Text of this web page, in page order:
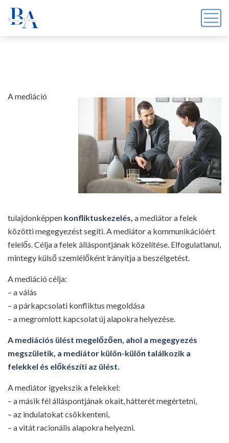
A mediáció
tulajdonképpen konfliktuskezelés, a mediátor a felek
közötti megegyezést segíti. A mediátor a kommunikációért
felelős. Célja a felek álláspontjának közelítése. Elfogulatlanul,
mintegy külső szemlélőként irányítja a beszélgetést.
A mediáció célja:
– a válás
– a párkapcsolati konfliktus megoldása
– a megromlott kapcsolat új alapokra helyezése.
A mediációs ülést megelőzően, ahol a megegyezés
megszületik, a mediátor külön-külön találkozik a
felekkel és előkészíti az ülést.
A mediátor igyekszik a felekkel:
– a másik fél álláspontjának okait, hátterét megértetni,
– az indulatokat csökkenteni,
– a vitát racionális alapokra helyezni.